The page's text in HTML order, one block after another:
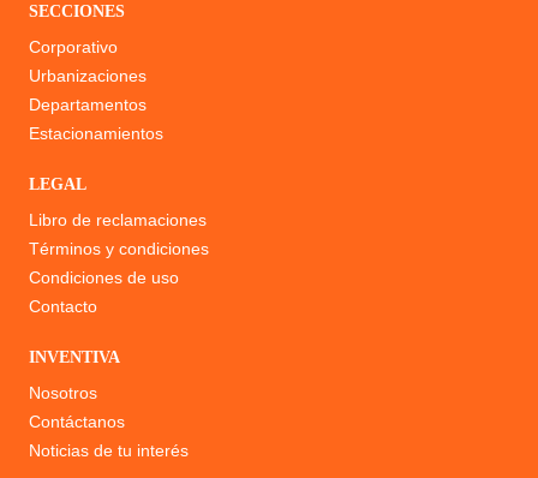
SECCIONES
Corporativo
Urbanizaciones
Departamentos
Estacionamientos
LEGAL
Libro de reclamaciones
Términos y condiciones
Condiciones de uso
Contacto
INVENTIVA
Nosotros
Contáctanos
Noticias de tu interés